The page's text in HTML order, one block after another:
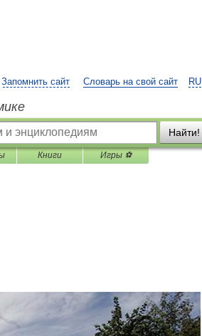
RU
Запомнить сайт Словарь на свой сайт
Найти!
Книги Игры ⚽